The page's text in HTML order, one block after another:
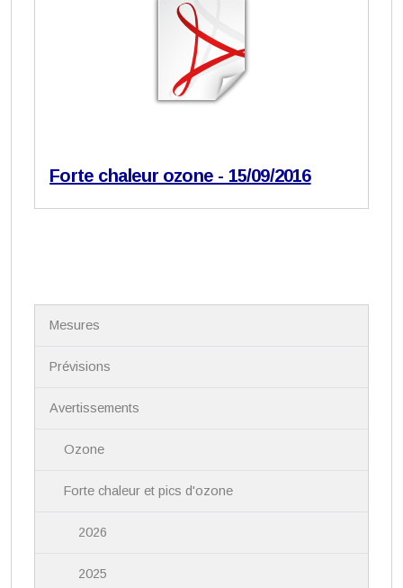
Forte chaleur ozone - 15/09/2016
Mesures
Prévisions
Avertissements
Ozone
Forte chaleur et pics d'ozone
2026
2025